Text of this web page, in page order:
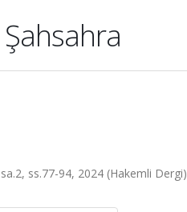
ss.77-94, 2024 (Hakemli Dergi)